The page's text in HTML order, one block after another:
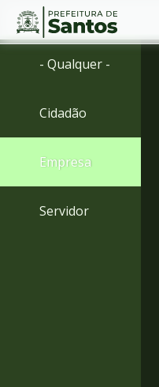
Ir
Ir
menu
Conteúdo
- Qualquer -
Cidadão
Empresa
Servidor